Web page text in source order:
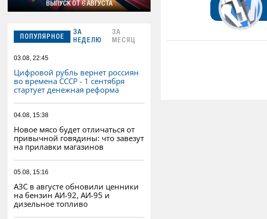
ВЫПУСК ОТ 6 АВГУСТА
ПОПУЛЯРНОЕ
ЗА
НЕДЕЛЮ
ЗА
МЕСЯЦ
03.08, 22:45
Цифровой рубль вернет россиян
во времена СССР - 1 сентября
стартует денежная реформа
04.08, 15:38
Новое мясо будет отличаться от
привычной говядины: что завезут
на прилавки магазинов
05.08, 15:16
АЗС в августе обновили ценники
на бензин АИ-92, АИ-95 и
дизельное топливо